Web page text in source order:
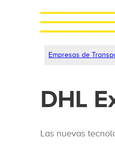
Empresas de
DHL
Las nuevas